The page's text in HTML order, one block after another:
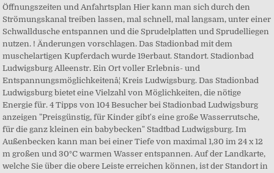
Öffnungszeiten und Anfahrtsplan Hier kann man sich durch den
Strömungskanal treiben lassen, mal schnell, mal langsam, unter einer
Schwalldusche entspannen und die Sprudelplatten und Sprudelliegen
nutzen. ! Änderungen vorschlagen. Das Stadionbad mit dem
muschelartigen Kupferdach wurde 19erbaut. Standort. Stadionbad
Ludwigsburg Alleenstr. Ein Ort voller Erlebnis- und
Entspannungsmöglichkeitenâ¦ Kreis Ludwigsburg. Das Stadionbad
Ludwigsburg bietet eine Vielzahl von Möglichkeiten, die nötige
Energie für. 4 Tipps von 104 Besucher bei Stadionbad Ludwigsburg
anzeigen "Preisgünstig, für Kinder gibt's eine große Wasserrutsche,
für die ganz kleinen ein babybecken" Stadtbad Ludwigsburg. Im
Außenbecken kann man bei einer Tiefe von maximal 1,30 im 24 x 12
m großen und 30°C warmen Wasser entspannen. Auf der Landkarte,
welche Sie über die obere Leiste erreichen können, ist der Standort in